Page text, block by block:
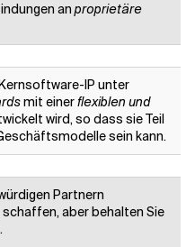
an proprietäre
IP unter
mit einerflexiblen und
wird, so dass sie Teil
sein kann.
Partnern
schaffen, aber behalten Sie
.